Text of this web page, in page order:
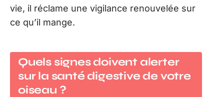
vie, il réclame une vigilance renouvelée sur
ce qu’il mange.
Quels signes doivent alerter
sur la santé digestive de votre
oiseau ?